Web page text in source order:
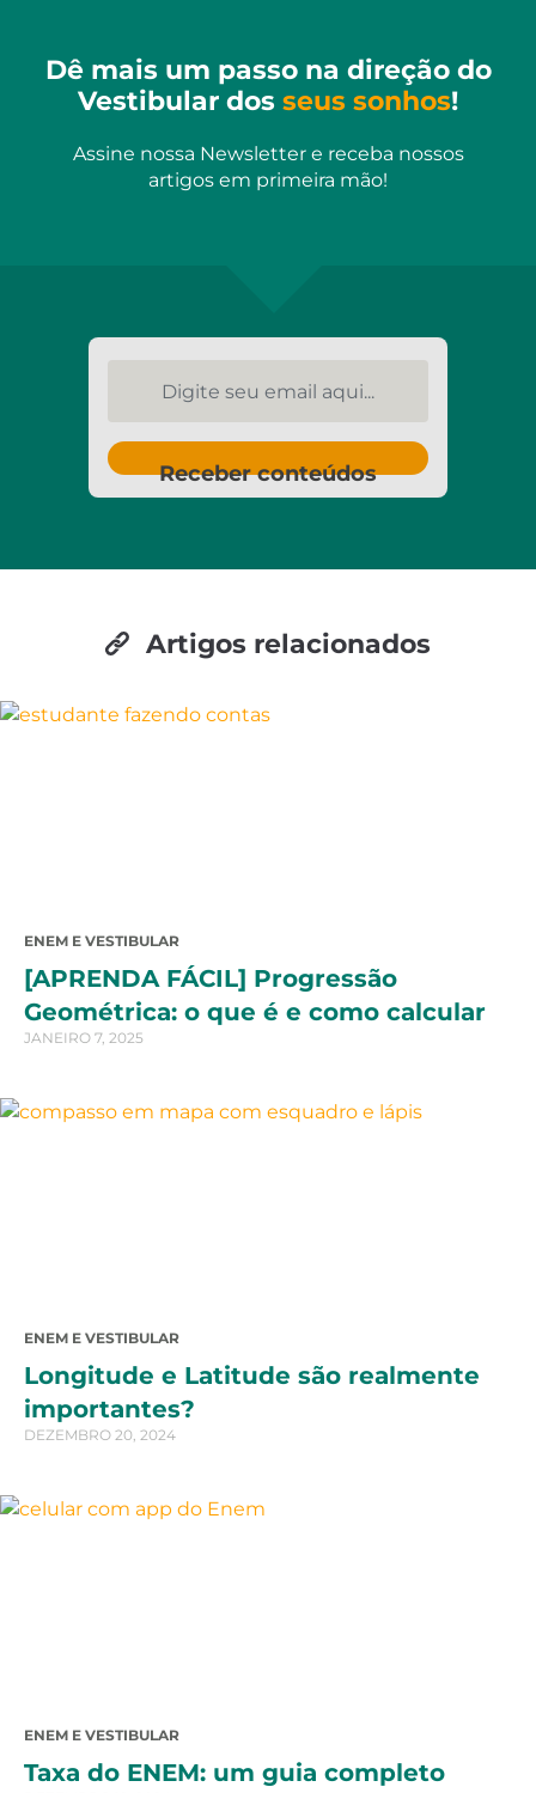
Dê mais um passo na direção do
Vestibular dos seus sonhos!
Assine nossa Newsletter e receba nossos
artigos em primeira mão!
Receber conteúdos
Artigos relacionados
ENEM E VESTIBULAR
[APRENDA FÁCIL] Progressão
Geométrica: o que é e como calcular
JANEIRO 7, 2025
ENEM E VESTIBULAR
Longitude e Latitude são realmente
importantes?
DEZEMBRO 20, 2024
ENEM E VESTIBULAR
Taxa do ENEM: um guia completo